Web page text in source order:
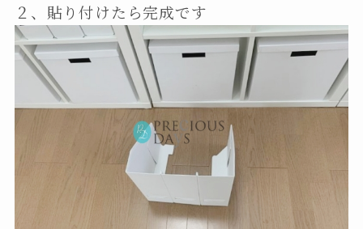
２、貼り付けたら完成です